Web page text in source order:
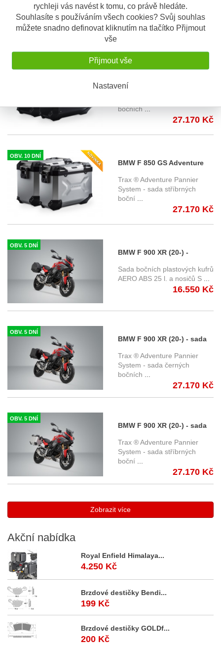
rychleji vás navést k tomu, co právě hledáte.
Souhlasíte s používáním všech cookies? Svůj souhlas
můžete snadno definovat kliknutím na tlačítko Přijmout
vše
Přijmout vše
Nastavení
Adventure s nosičem -
stříbrné KFT.07.665.70000/S
System - sada stříbrných
boční ...
27.170 Kč
(19-) - sada bočních kufrů
- černé KFT.07.897.70000/B
Trax ® Adventure Pannier
bočních...
27.170 Kč
OBV. 10 DNÍ
BMW F 850 GS Adventure
(19-) - sada bočních kufrů
TRAX Adventure s nosičem
- stříbrné
KFT.07.897.70000/S
Trax ® Adventure Pannier
System - sada stříbrných
boční
27.170 Kč
OBV. 5 DNÍ
BMW F 900 XR (20-) -
kompletní sada - nosič,
AERO ABS kufry, adaptery
Sada bočních plastových kufrů
AERO ABS 25 l. a nosičů S
16.550 Kč
OBV. 5 DNÍ
BMW F 900 XR (20-) - sada
bočních kufrů TRAX
Adventure 37/37 l. s nosiči
černé kufry
Trax ® Adventure Pannier
System - sada černých
bočních
27.170 Kč
OBV. 5 DNÍ
BMW F 900 XR (20-) - sada
bočních kufrů TRAX
Adventure 37/37 l. s nosiči
stříbrné kufry
Trax ® Adventure Pannier
System - sada stříbrných
boční
27.170 Kč
Zobrazit více
Akční nabídka
Royal Enfield Himalaya...
4.250 Kč
Brzdové destičky Bendi...
199 Kč
Brzdové destičky GOLDf...
200 Kč